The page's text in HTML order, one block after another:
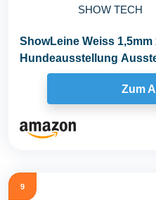
SHOW TECH
ShowLeine Weiss
Hundeausstellung
Zum
9